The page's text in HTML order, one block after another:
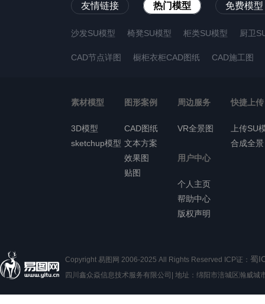
友情链接 热门模型 免费模型
沙发SU模型 椅凳SU模型 柜类SU模型 厨卫
CAD节点详图 橱柜衣柜CAD图纸 CAD施工图
素材模型
3D模型
sketchup模型
图形案例
CAD图纸
文本方案
效果图
贴图
周边服务
VR全景图
快捷上传
上传SU
合成全景
用户中心
个人主页
帮助中心
版权声明
Copyright 易图网 2006-2025 All Rights Reserved ICP证： 蜀
四川鑫众焱信息技术服务有限公司| 地址：绵阳市涪城区瀚威城